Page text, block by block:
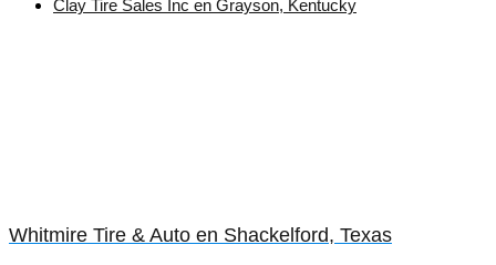
Clay Tire Sales Inc en Grayson, Kentucky
Whitmire Tire & Auto en Shackelford, Texas